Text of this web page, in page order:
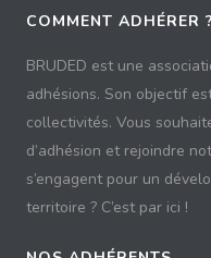
COMMENT ADHÉRER ?
BRUDED est une
adhésions. Son objectif
collectivités. Vous
d’adhésion et rejoindre
s’engagent pour un
territoire ? C’est par ici !